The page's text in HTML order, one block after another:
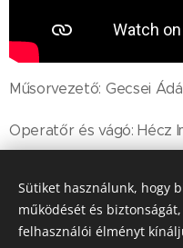
Műsorvezető: Gecsei
Operatőr és vágó: Hécz
Share
Sütiket használunk, hogy
működését és
felhasználói élményt